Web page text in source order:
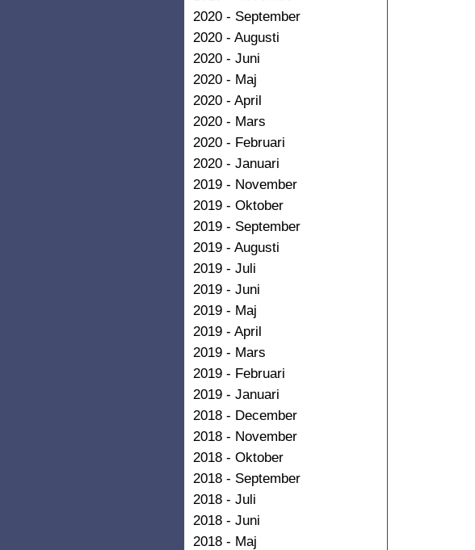
2020 - September
2020 - Augusti
2020 - Juni
2020 - Maj
2020 - April
2020 - Mars
2020 - Februari
2020 - Januari
2019 - November
2019 - Oktober
2019 - September
2019 - Augusti
2019 - Juli
2019 - Juni
2019 - Maj
2019 - April
2019 - Mars
2019 - Februari
2019 - Januari
2018 - December
2018 - November
2018 - Oktober
2018 - September
2018 - Juli
2018 - Juni
2018 - Maj